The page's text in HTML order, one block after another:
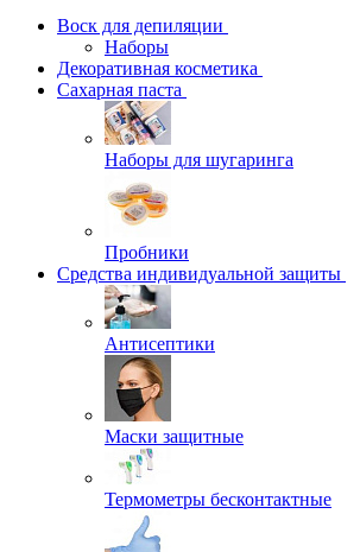
Воск для депиляции
Наборы
Декоративная косметика
Сахарная паста
Наборы для шугаринга
Пробники
Средства индивидуальной защиты
Антисептики
Маски защитные
Термометры бесконтактные